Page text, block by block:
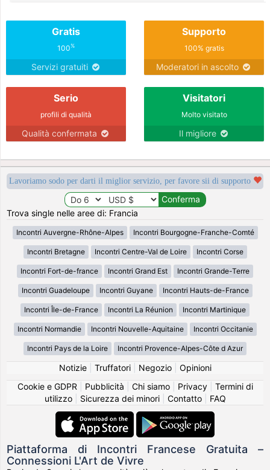
Gratis
100%
Servizi gratuiti
Supporto
100% gratis
Moderatori in ascolto
Serio
profili di qualità
Qualità confermata
Visitatori
Molto visitato
Il migliore
Lavoriamo sodo per darti il miglior servizio, per favore sii di supporto
Trova single nelle aree di: Francia
Incontri Auvergne-Rhône-Alpes Incontri Bourgogne-Franche-Comté
Incontri Bretagne Incontri Centre-Val de Loire Incontri Corse
Incontri Fort-de-france Incontri Grand Est Incontri Grande-Terre
Incontri Guadeloupe Incontri Guyane Incontri Hauts-de-France
Incontri Île-de-France Incontri La Réunion Incontri Martinique
Incontri Normandie Incontri Nouvelle-Aquitaine Incontri Occitanie
Incontri Pays de la Loire Incontri Provence-Alpes-Côte d Azur
Notizie| Truffatori| Negozio| Opinioni
Cookie e GDPR
Pubblicità Chi siamo| Privacy| Termini di
utilizzo| Sicurezza dei minori| Contatto| FAQ
Piattaforma di Incontri Francese Gratuita –
Connessioni L'Art de Vivre